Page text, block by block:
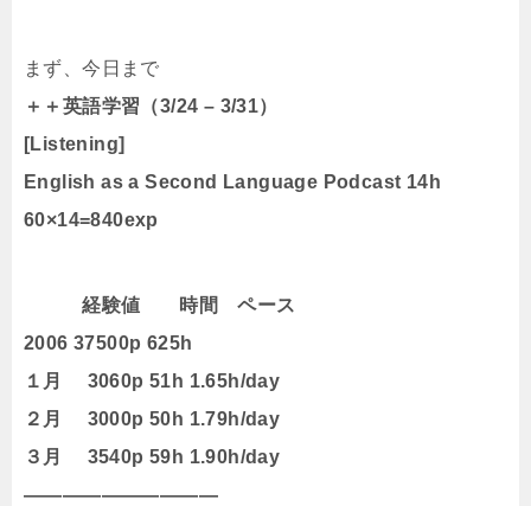
まず、今日まで
＋＋英語学習（3/24 – 3/31）
[Listening]
English as a Second Language Podcast 14h
60×14=840exp
経験値 時間 ペース
2006 37500p 625h
１月 3060p 51h 1.65h/day
２月 3000p 50h 1.79h/day
３月 3540p 59h 1.90h/day
——————————